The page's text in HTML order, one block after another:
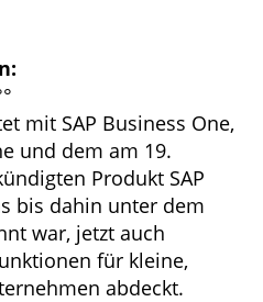
mit SAP Business One,
und dem am 19.
Produkt SAP
bis dahin unter dem
war, jetzt auch
für kleine,
abdeckt.